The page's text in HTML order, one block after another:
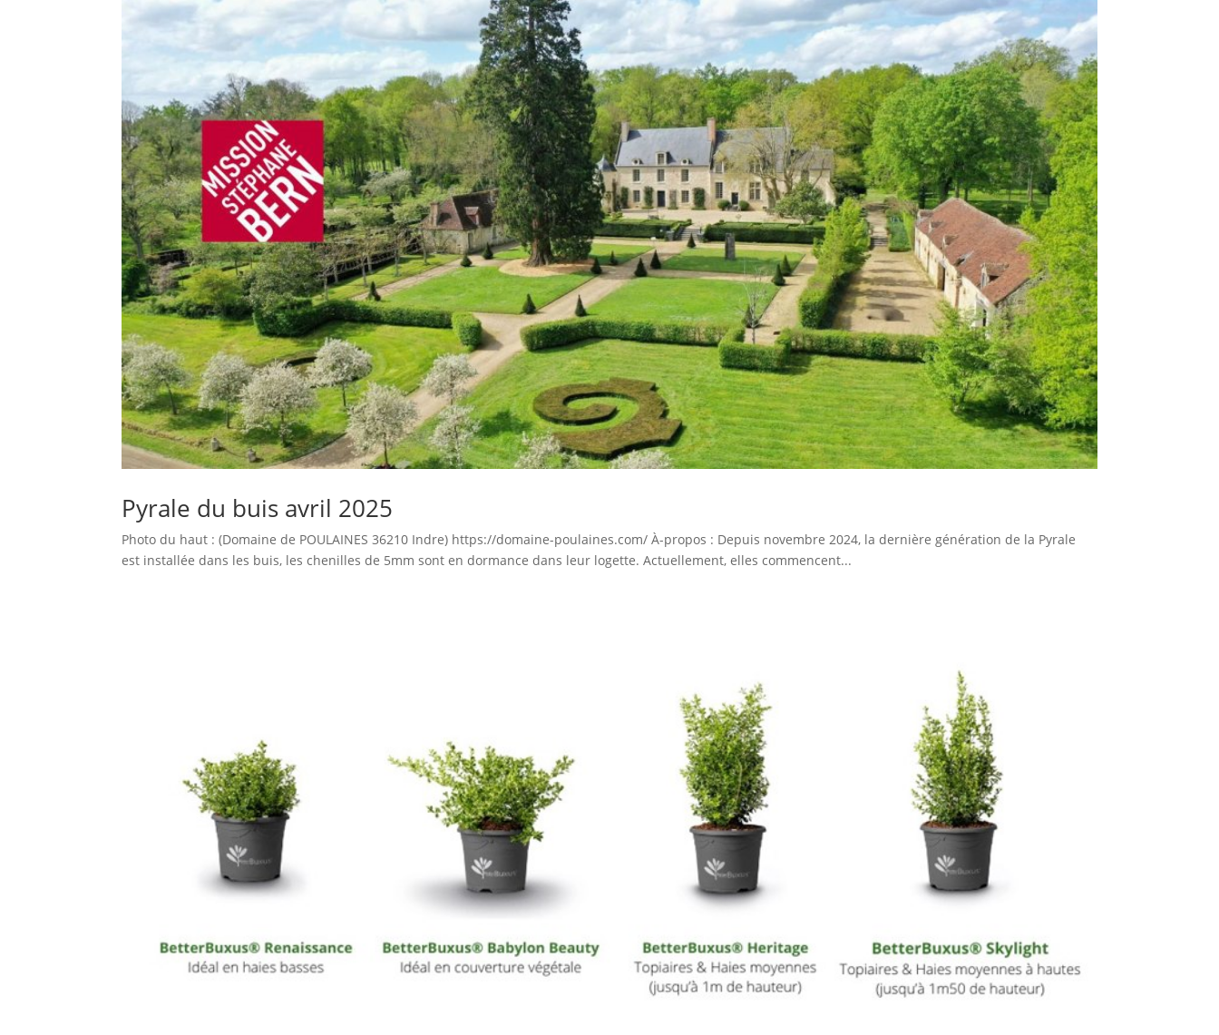
Pyrale du buis avril 2025
Photo du haut : (Domaine de POULAINES 36210 Indre) https://domaine-poulaines.com/ À-propos : Depuis novembre 2024, la dernière génération de la Pyrale
est installée dans les buis, les chenilles de 5mm sont en dormance dans leur logette. Actuellement, elles commencent...